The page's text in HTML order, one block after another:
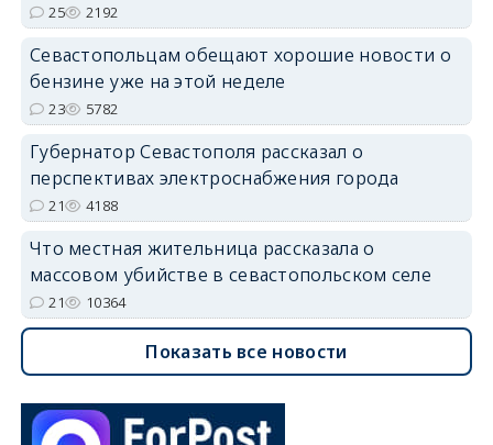
25 2192
Севастопольцам обещают хорошие новости о
бензине уже на этой неделе
23 5782
Губернатор Севастополя рассказал о
перспективах электроснабжения города
21 4188
Что местная жительница рассказала о
массовом убийстве в севастопольском селе
21 10364
Показать все новости